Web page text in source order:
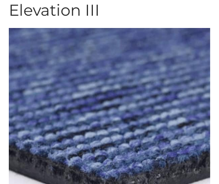
Elevation III